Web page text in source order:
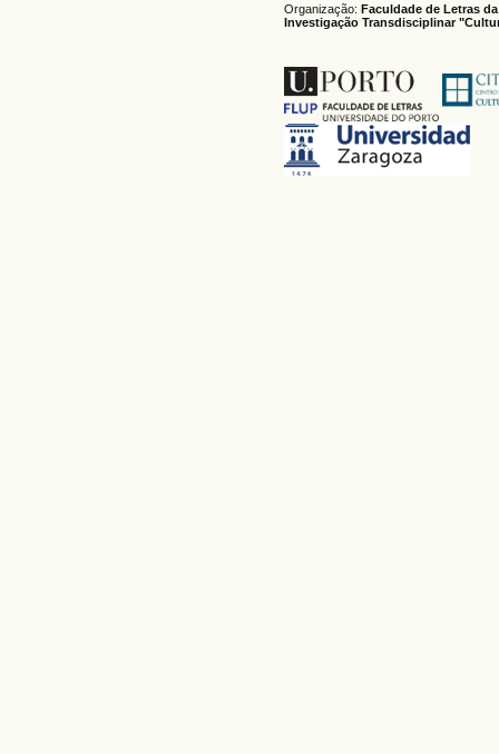
Organização: Faculdade de Letras
Investigação Transdisciplinar